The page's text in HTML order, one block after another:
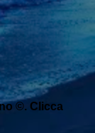
©. Clicca